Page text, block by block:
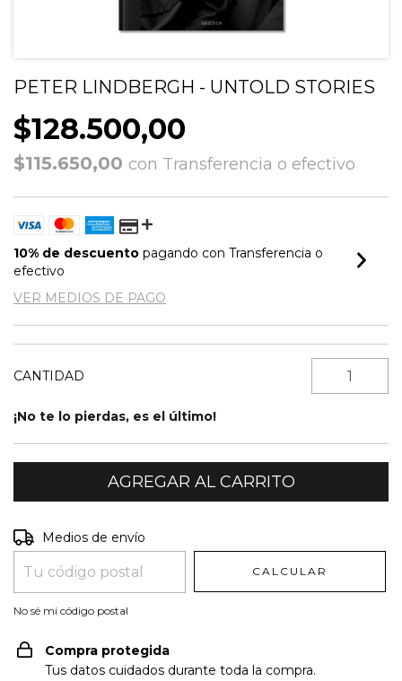
PETER LINDBERGH - UNTOLD STORIES
$128.500,00
$115.650,00 con Transferencia o efectivo
10% de descuento pagando con Transferencia o
efectivo
VER MEDIOS DE PAGO
CANTIDAD
¡No te lo pierdas, es el último!
Entregas para el CP:
Medios de envío
CALCULAR
No sé mi código postal
Compra protegida
Tus datos cuidados durante toda la compra.